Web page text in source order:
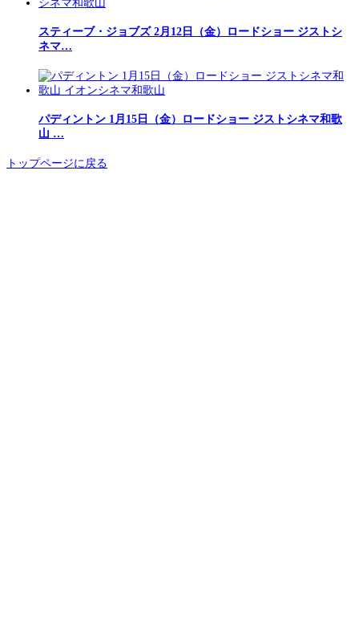
スティーブ・ジョブズ 2月12日（金）ロードショー ジストシ
ネマ…
パディントン 1月15日（金）ロードショー ジストシネマ和歌
山 …
トップページに戻る